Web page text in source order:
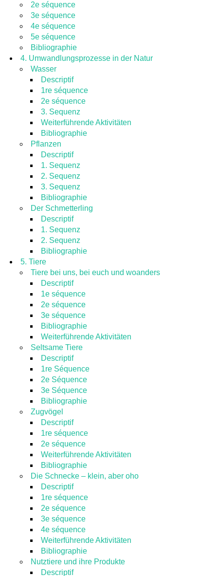
2e séquence
3e séquence
4e séquence
5e séquence
Bibliographie
4. Umwandlungsprozesse in der Natur
Wasser
Descriptif
1re séquence
2e séquence
3. Sequenz
Weiterführende Aktivitäten
Bibliographie
Pflanzen
Descriptif
1. Sequenz
2. Sequenz
3. Sequenz
Bibliographie
Der Schmetterling
Descriptif
1. Sequenz
2. Sequenz
Bibliographie
5. Tiere
Tiere bei uns, bei euch und woanders
Descriptif
1e séquence
2e séquence
3e séquence
Bibliographie
Weiterführende Aktivitäten
Seltsame Tiere
Descriptif
1re Séquence
2e Séquence
3e Séquence
Bibliographie
Zugvögel
Descriptif
1re séquence
2e séquence
Weiterführende Aktivitäten
Bibliographie
Die Schnecke – klein, aber oho
Descriptif
1re séquence
2e séquence
3e séquence
4e séquence
Weiterführende Aktivitäten
Bibliographie
Nutztiere und ihre Produkte
Descriptif